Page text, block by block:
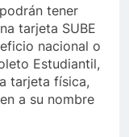
tener
tarjeta SUBE
nacional o
Estudiantil,
tarjeta física,
a su nombre